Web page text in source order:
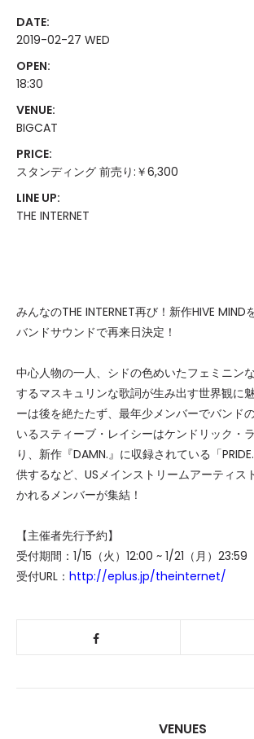
DATE:
2019-02-27 WED
OPEN:
18:30
VENUE:
BIGCAT
PRICE:
スタンディング 前売り:￥6,300
LINE UP:
THE INTERNET
みんなのTHE INTERNET再び！新作HIVE
バンドサウンドで再来日決定！
中心人物の一人、シドの色めいたフェミニン
するマスキュリンな歌詞が生み出す世界観に
ーは後を絶たたず、最年少メンバーでバンド
いるスティーブ・レイシーはケンドリック・
り、新作『DAMN.』に収録されている「
供するなど、USメインストリームアーティス
かれるメンバーが集結！
【主催者先行予約】
受付期間：1/15（火）12:00 ~ 1/21（月）23:59
受付URL： http://eplus.jp/theinternet/
VENUES